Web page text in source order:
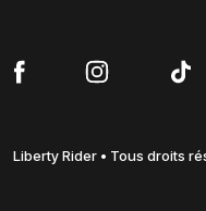
Liberty Rider • Tous droits